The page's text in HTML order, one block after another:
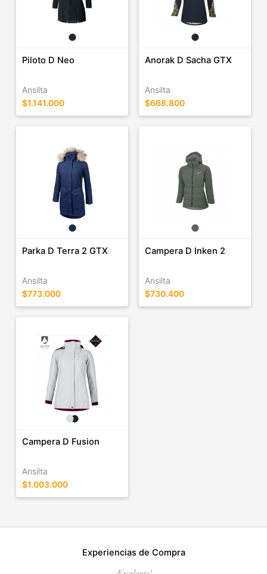
Piloto D Neo
Ansilta
$1.141.000
Anorak D Sacha GTX
Ansilta
$668.800
Parka D Terra 2 GTX
Ansilta
$773.000
Campera D Inken 2
Ansilta
$730.400
Campera D Fusion
Ansilta
$1.003.000
Experiencias de Compra